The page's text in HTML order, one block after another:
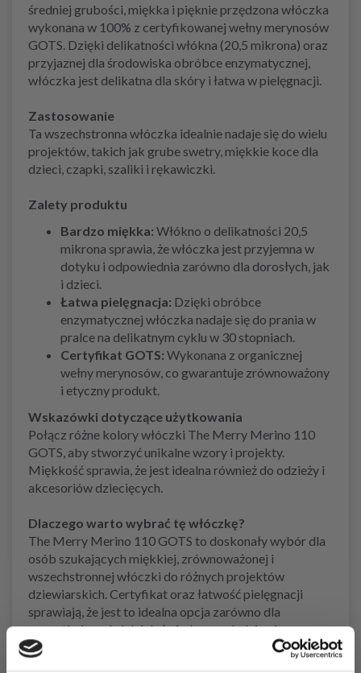
średniej grubości, miękka i pięknie przędzona włóczka
wykonana w 100% z certyfikowanej wełny merynosów
GOTS. Dzięki delikatności włókna (20,5 mikrona) oraz
przyjaznej dla środowiska obróbce enzymatycznej,
włóczka jest delikatna dla skóry i łatwa w pielęgnacji.
Zastosowanie
Ta wszechstronna włóczka idealnie nadaje się do wielu
projektów, takich jak grube swetry, miękkie koce dla
dzieci, czapki, szaliki i rękawiczki.
Zalety produktu
Bardzo miękka: Włókno o delikatności 20,5
mikrona sprawia, że włóczka jest przyjemna w
dotyku i odpowiednia zarówno dla dorosłych, jak
i dzieci.
Łatwa pielęgnacja: Dzięki obróbce
enzymatycznej włóczka nadaje się do prania w
pralce na delikatnym cyklu w 30 stopniach.
Certyfikat GOTS: Wykonana z organicznej
wełny merynosów, co gwarantuje zrównoważony
i etyczny produkt.
Wskazówki dotyczące użytkowania
Połącz różne kolory włóczki The Merry Merino 110
GOTS, aby stworzyć unikalne wzory i projekty.
Miękkość sprawia, że jest idealna również do odzieży i
akcesoriów dziecięcych.
Dlaczego warto wybrać tę włóczkę?
The Merry Merino 110 GOTS to doskonały wybór dla
osób szukających miękkiej, zrównoważonej i
wszechstronnej włóczki do różnych projektów
dziewiarskich. Certyfikat oraz łatwość pielęgnacji
sprawiają, że jest to idealna opcja zarówno dla
początkujących, jak i doświadczonych dziewiarzy.